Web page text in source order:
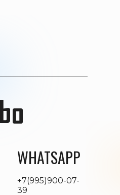
WHATSAPP
+7(995)900-07-
39